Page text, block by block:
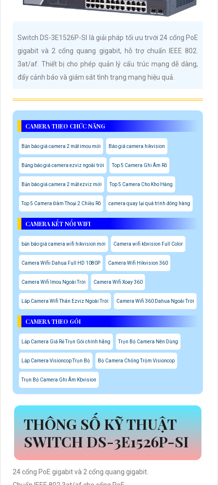
Switch DS-3E1526P-SI là giải pháp tối ưu trvới 24 cổng PoE
gigabit và 2 cổng quang gigabit, hỗ trợ chuẩn IEEE 802.
3at/af. Thiết bị cho phép quản lý cấu trúc mạng dễ dàng,
đẩy cảnh báo và giám sát tình trạng mạng hiệu quả.
CAMERA THEO CHỨC NĂNG
Bản báo giá camera 2 mắt imou mới Báo giá camera hikvision
Bảng báo giá camera ezviz ngoài trời Top 5 Camera Ghi Âm Rõ
Bản báo giá camera 2 mắt ezviz mới Top 5 Camera Cho Kho Hàng
Top 5 Camera Đàm Thoại 2 Chiều Rõ camera quay lại quá trình đóng hàng
CAMERA KẾT NỐI WIFI
bản báo giá camera wifi hikvision mới Camera wifi kbvision Full Color
Camera Wifii Dahua Full HD 1080P Camera Wifi Hikvision 360
Camera Wifi Imou Ngoài Trời Camera Wifi Xoay 360
Lắp Camera Wifi Thân Ezviz Ngoài Trời Camera Wifi 360 Dahua Ngoài Trời
CAMERA THEO GÓI
Lắp Camera Giá Rẻ Trọn Gói chính hãng Trọn Bộ Camera Nên Dùng
Lắp Camera Visioncop Trọn Bộ Bộ Camera Chống Trộm Visioncop
Trọn Bộ Camera Ghi Âm Kbvision
THÔNG SỐ KỸ THUẬT
SWITCH DS-3E1526P-SI
24 cổng PoE gigabit và 2 cổng quang gigabit.